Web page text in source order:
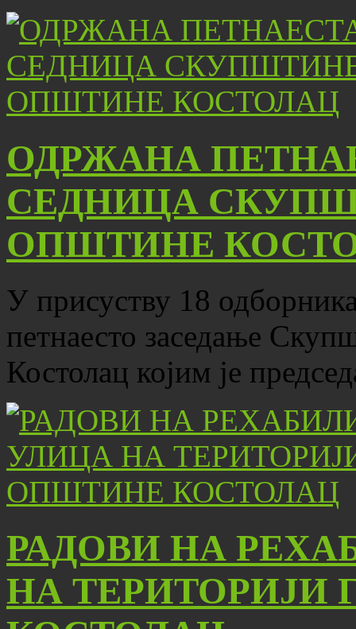
ОДРЖАНА
СЕДНИЦА
ОПШТИНЕ
У присуству 18
петнаесто заседање
Костолац којим је
РАДОВИ НА
НА ТЕРИТОРИЈИ